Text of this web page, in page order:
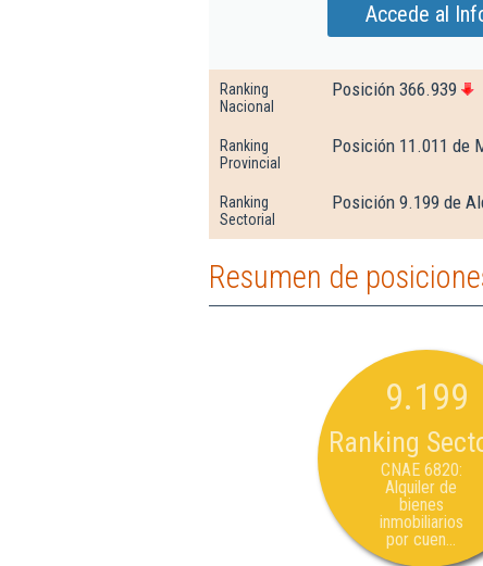
Accede al
Ranking
Nacional
Posición 366.939
Ranking
Provincial
Posición 11.011 de
Ranking
Sectorial
Posición 9.199 de
Resumen de
9.199
Ranking
CNAE 6820:
Alquiler de
bienes
inmobiliarios
por cuen...